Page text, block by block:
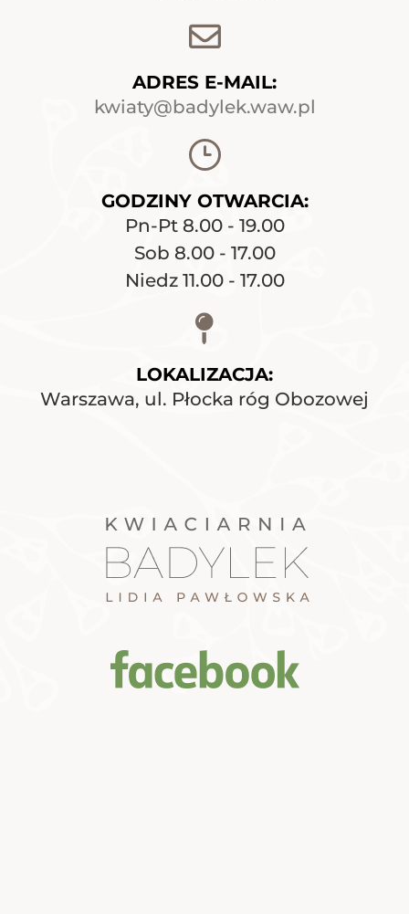
ADRES E-MAIL:
kwiaty@badylek.waw.pl
GODZINY OTWARCIA:
Pn-Pt 8.00 - 19.00
Sob 8.00 - 17.00
Niedz 11.00 - 17.00
LOKALIZACJA:
Warszawa, ul. Płocka róg Obozowej